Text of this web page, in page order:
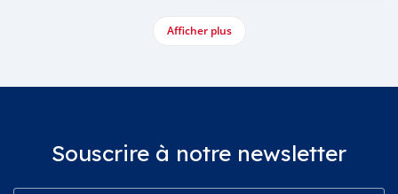
Afficher plus
Souscrire à notre newsletter